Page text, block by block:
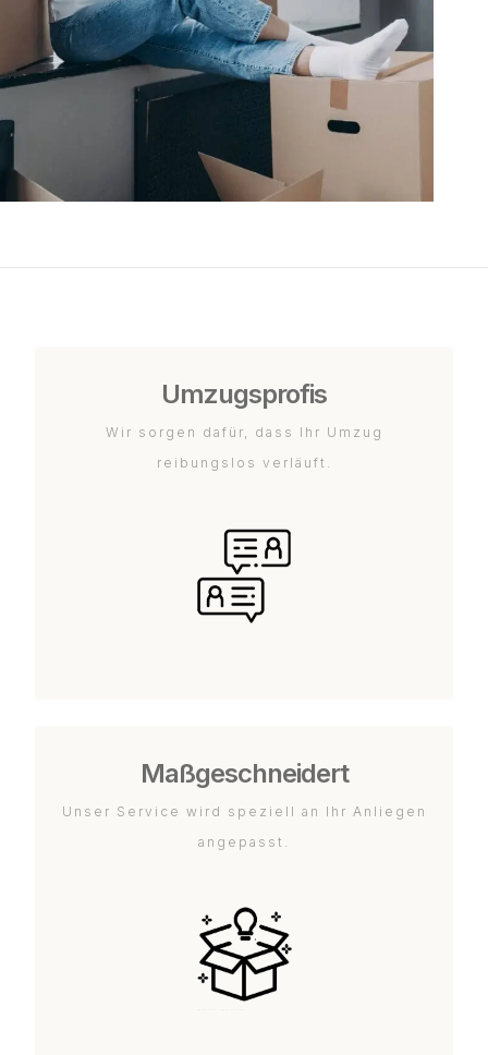
Umzugsprofis
Wir sorgen dafür, dass Ihr Umzug
reibungslos verläuft.
Maßgeschneidert
Unser Service wird speziell an Ihr Anliegen
angepasst.